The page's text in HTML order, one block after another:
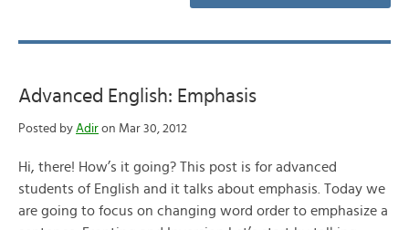
Advanced English: Emphasis
Posted by Adir on Mar 30, 2012
Hi, there! How’s it going? This post is for advanced
students of English and it talks about emphasis. Today we
are going to focus on changing word order to emphasize a